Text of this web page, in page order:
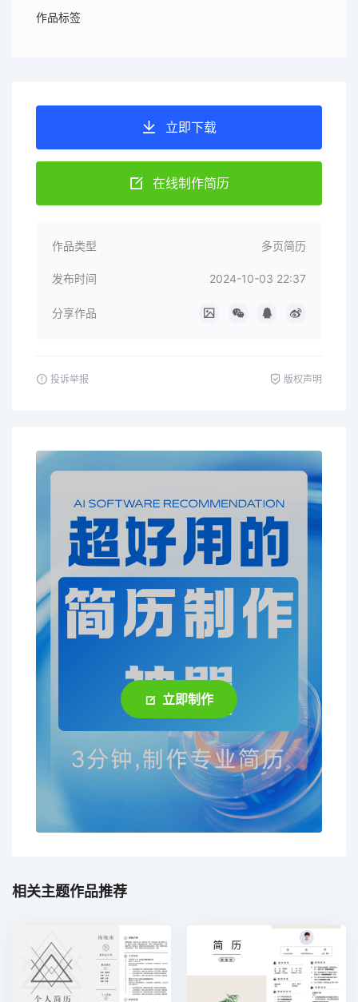
作品标签
立即下载
在线制作简历
作品类型 多页简历
发布时间 2024-10-03 22:37
分享作品
投诉举报 版权声明
立即制作
相关主题作品推荐